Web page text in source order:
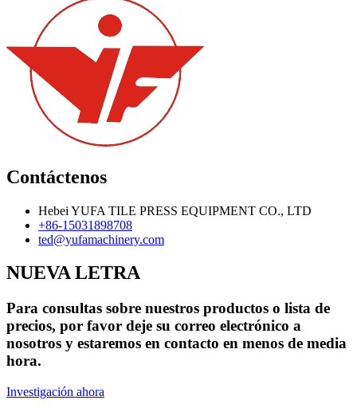
Contáctenos
Hebei YUFA TILE PRESS EQUIPMENT CO., LTD
+86-15031898708
ted@yufamachinery.com
NUEVA LETRA
Para consultas sobre nuestros productos o lista de
precios, por favor deje su correo electrónico a
nosotros y estaremos en contacto en menos de media
hora.
Investigación ahora